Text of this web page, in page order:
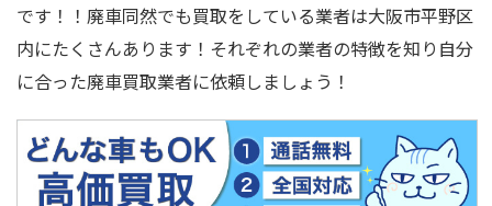
です！！廃車同然でも買取をしている業者は大阪市平野区
内にたくさんあります！それぞれの業者の特徴を知り自分
に合った廃車買取業者に依頼しましょう！